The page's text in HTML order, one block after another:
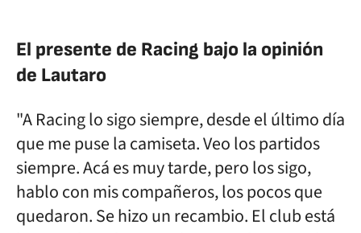
El presente de Racing bajo la opinión
de Lautaro
"A Racing lo sigo siempre, desde el último día
que me puse la camiseta. Veo los partidos
siempre. Acá es muy tarde, pero los sigo,
hablo con mis compañeros, los pocos que
quedaron. Se hizo un recambio. El club está